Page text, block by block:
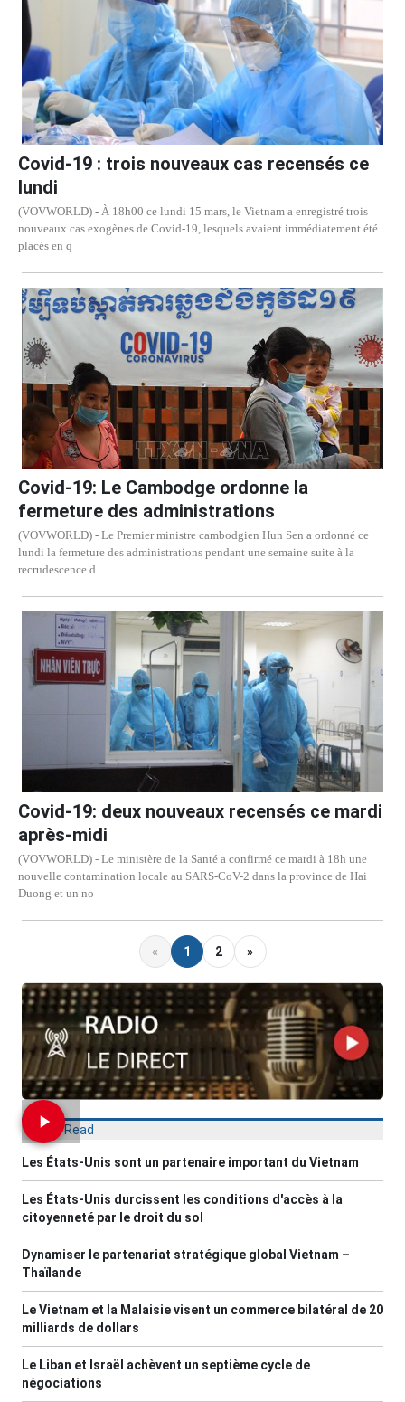
Covid-19 : trois nouveaux cas recensés ce
lundi
(VOVWORLD) - À 18h00 ce lundi 15 mars, le Vietnam a enregistré trois
nouveaux cas exogènes de Covid-19, lesquels avaient immédiatement été
placés en q
Covid-19: Le Cambodge ordonne la
fermeture des administrations
(VOVWORLD) - Le Premier ministre cambodgien Hun Sen a ordonné ce
lundi la fermeture des administrations pendant une semaine suite à la
recrudescence d
Covid-19: deux nouveaux recensés ce mardi
après-midi
(VOVWORLD) - Le ministère de la Santé a confirmé ce mardi à 18h une
nouvelle contamination locale au SARS-CoV-2 dans la province de Hai
Duong et un no
« 1 2 »
Most Read
Les États-Unis sont un partenaire important du Vietnam
Les États-Unis durcissent les conditions d'accès à la
citoyenneté par le droit du sol
Dynamiser le partenariat stratégique global Vietnam –
Thaïlande
Le Vietnam et la Malaisie visent un commerce bilatéral de 20
milliards de dollars
Le Liban et Israël achèvent un septième cycle de
négociations